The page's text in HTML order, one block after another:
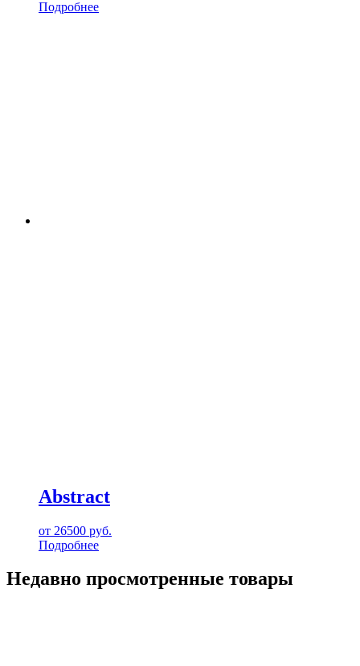
Подробнее
Abstract
от 26500 руб.
Подробнее
Недавно просмотренные товары